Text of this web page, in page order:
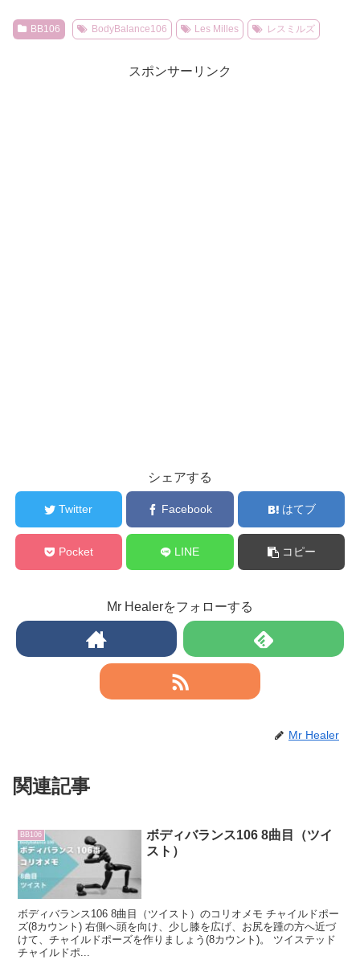
BB106 BodyBalance106 Les Milles レスミルズ
スポンサーリンク
シェアする
Twitter Facebook はてブ
Pocket LINE コピー
Mr Healerをフォローする
Mr Healer
関連記事
BB106
ボディバランス106 8曲目（ツイ
スト）
ボディバランス106 8曲目（ツイスト）のコリオメモ チャイルドポー
ズ(8カウント) 右側へ頭を向け、少し膝を広げ、お尻を踵の方へ近づ
けて、チャイルドポーズを作りましょう(8カウント)。 ツイステッド
チャイルドポ...